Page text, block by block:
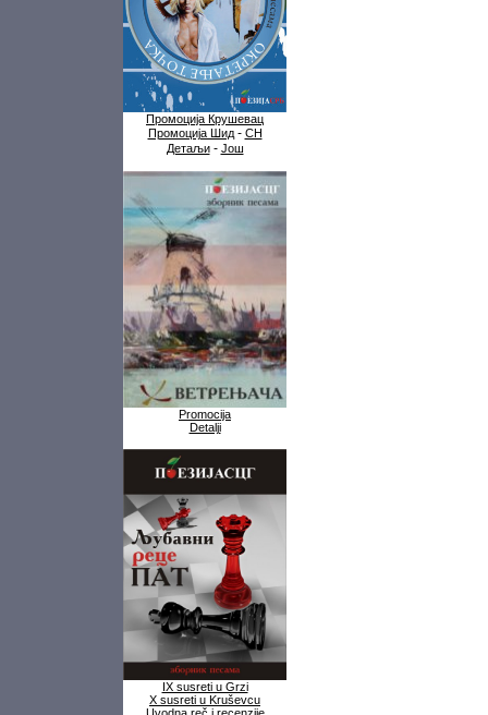
Промоција Крушевац
Промоција Шид- СН
Детаљи- Још
Promocija
Detalji
IX susreti u Grzi
X susreti u Kruševcu